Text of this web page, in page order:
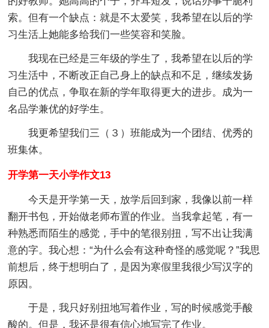
索。但有一个缺点：就是不太爱笑，我希望在以后的学
习生活上她能多给我们一些笑容和笑脸。
我现在已经是三年级的学生了，我希望在以后的学
习生活中，不断改正自己身上的缺点和不足，继续发扬
自己的优点，争取在新的学年取得更大的进步。成为一
名品学兼优的好学生。
我更希望我们三（３）班能成为一个团结、优秀的
班集体。
开学第一天小学作文13
今天是开学第一天，放学后回到家，我像以前一样
翻开书包，开始做老师布置的作业。当我拿起笔，有一
种熟悉而陌生的感觉，手中的笔很别扭，写不出让我满
意的字。我心想：“为什么会有这种奇怪的感觉呢？”我思
前想后，终于想明白了，是因为寒假里我很少写汉字的
原因。
于是，我只好别扭地写着作业，写的时候感觉手酸
酸的。但是，我还是很有信心地写完了作业。